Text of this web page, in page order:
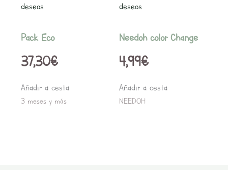
deseos
Pack Eco
37,30€
Añadir a cesta
3 meses y más
deseos
Needoh color Change
4,99€
Añadir a cesta
NEEDOH